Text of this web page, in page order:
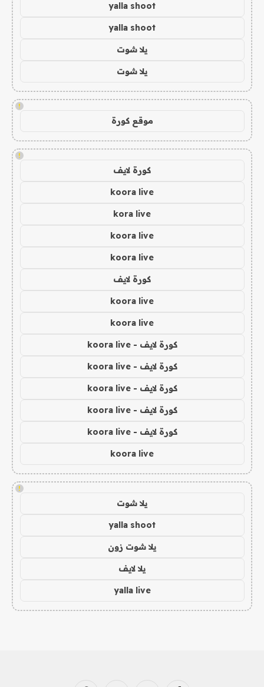
yalla shoot
yalla shoot
يلا شوت
يلا شوت
!
موقع كورة
!
كورة لايف
koora live
kora live
koora live
koora live
كورة لايف
koora live
koora live
كورة لايف - koora live
كورة لايف - koora live
كورة لايف - koora live
كورة لايف - koora live
كورة لايف - koora live
koora live
!
يلا شوت
yalla shoot
يلا شوت زون
يلا لايف
yalla live